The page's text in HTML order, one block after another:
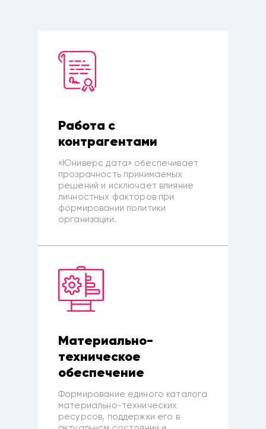
Работа с
контрагентами
«Юниверс дата» обеспечивает
прозрачность принимаемых
решений и исключает влияние
личностных факторов при
формировании политики
организации.
Материально-
техническое
обеспечение
Формирование единого каталога
материально-технических
ресурсов, поддержки его в